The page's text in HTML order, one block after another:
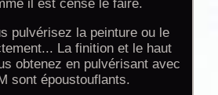
il est censé le faire.
pulvérisez la peinture ou le
La finition et le haut
obtenez en pulvérisant avec
sont époustouflants.